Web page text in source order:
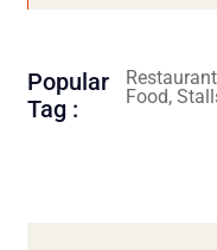
Popular
Tag :
Food,